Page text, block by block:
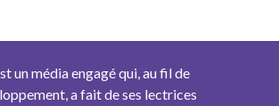
un média engagé qui, au fil de
a fait de ses lectrices